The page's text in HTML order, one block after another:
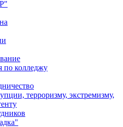
по колледжу
терроризму, экстремизму,